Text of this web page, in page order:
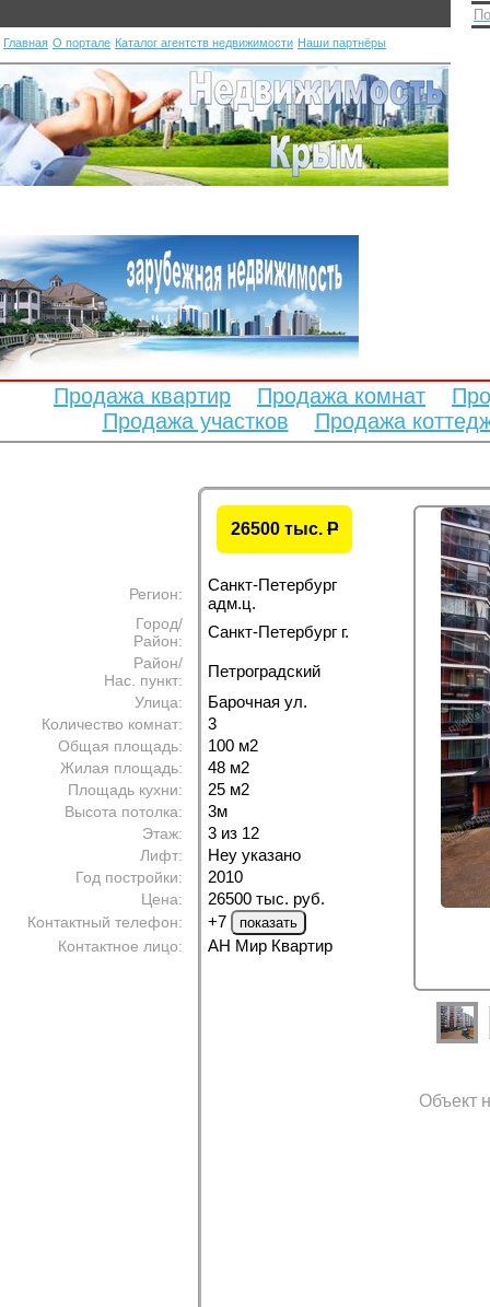
Главная О портале Каталог агентств недвижимости Наши партнёры
Продажа квартир Продажа комнат
Продажа участков
Продажа
26500 тыс. P
Регион:
Санкт-Петербург
адм.ц.
Город/
Район:
Санкт-Петербург г.
Район/
Нас. пункт:
Петроградский
Улица: Барочная ул.
Количество комнат: 3
Общая площадь: 100 м2
Жилая площадь: 48 м2
Площадь кухни: 25 м2
Высота потолка: 3м
Этаж: 3 из 12
Лифт: Неу указано
Год постройки: 2010
Цена: 26500 тыс. руб.
Контактный телефон: +7
Контактное лицо: АН Мир Квартир
Объект